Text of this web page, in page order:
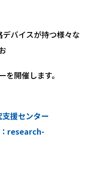
バイスが持つ様々な
開催します。
援センター
research-